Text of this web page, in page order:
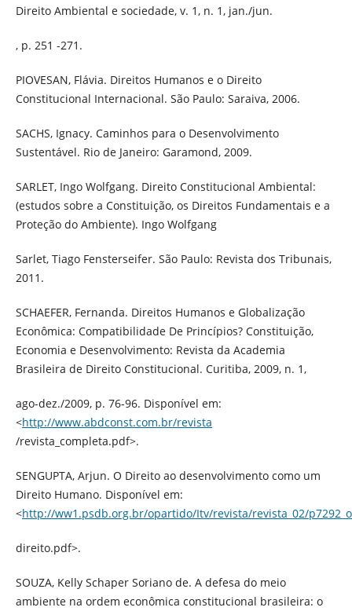
Direito Ambiental e sociedade, v. 1, n. 1, jan./jun.
, p. 251 -271.
PIOVESAN, Flávia. Direitos Humanos e o Direito
Constitucional Internacional. São Paulo: Saraiva, 2006.
SACHS, Ignacy. Caminhos para o Desenvolvimento
Sustentável. Rio de Janeiro: Garamond, 2009.
SARLET, Ingo Wolfgang. Direito Constitucional Ambiental:
(estudos sobre a Constituição, os Direitos Fundamentais e a
Proteção do Ambiente). Ingo Wolfgang
Sarlet, Tiago Fensterseifer. São Paulo: Revista dos Tribunais,
2011.
SCHAEFER, Fernanda. Direitos Humanos e Globalização
Econômica: Compatibilidade De Princípios? Constituição,
Economia e Desenvolvimento: Revista da Academia
Brasileira de Direito Constitucional. Curitiba, 2009, n. 1,
ago-dez./2009, p. 76-96. Disponível em:
<http://www.abdconst.com.br/revista
/revista_completa.pdf>.
SENGUPTA, Arjun. O Direito ao desenvolvimento como um
Direito Humano. Disponível em:
<http://ww1.psdb.org.br/opartido/Itv/revista/revista_02/
direito.pdf>.
SOUZA, Kelly Schaper Soriano de. A defesa do meio
ambiente na ordem econômica constitucional brasileira: o